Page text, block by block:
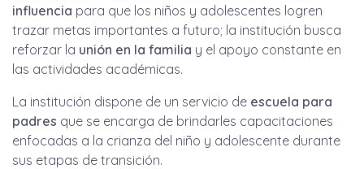
influencia para que los niños y adolescentes logren
trazar metas importantes a futuro; la institución busca
reforzar la unión en la familia y el apoyo constante en
las actividades académicas.
La institución dispone de un servicio de escuela para
padres que se encarga de brindarles capacitaciones
enfocadas a la crianza del niño y adolescente durante
sus etapas de transición.